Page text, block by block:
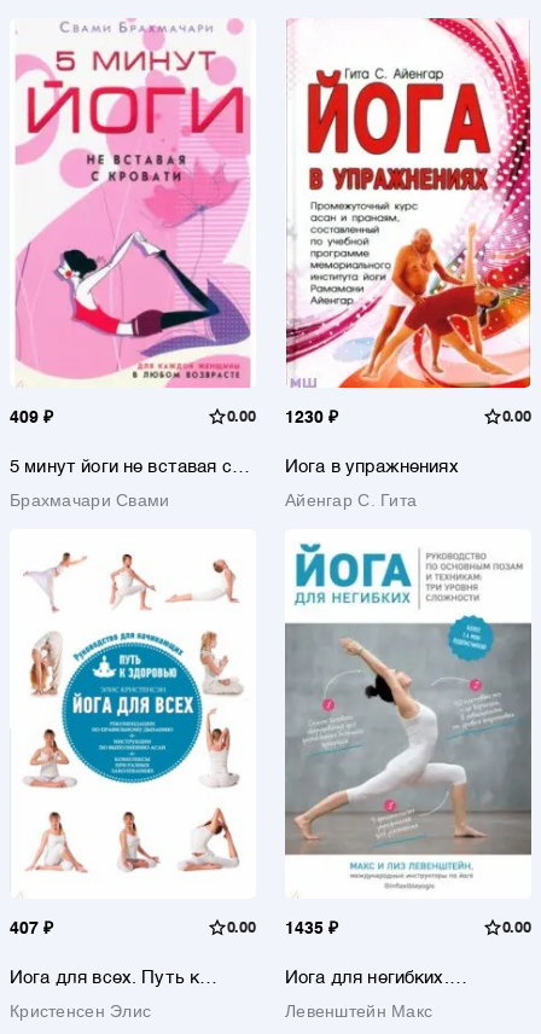
409 ₽ 0.00
5 минут йоги не вставая с
женщины в любом возрасте
Брахмачари Свами
1230 ₽ 0.00
Йога в упражнениях
Айенгар С. Гита
407 ₽ 0.00
Йога для всех. Путь к
Кристенсен Элис
1435 ₽ 0.00
Йога для негибких.
позам и техникам: три
Левенштейн Макс